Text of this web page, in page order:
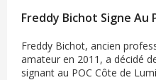
Freddy Bichot Signe Au
Freddy Bichot, ancien
amateur en 2011, a décidé
signant au POC Côte de